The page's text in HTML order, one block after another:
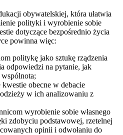
obywatelskiej, która ułatwia
polityki i wyrobienie sobie
dotyczące bezpośrednio życia
powinna więc:
politykę jako sztukę rządzenia
odpowiedzi na pytanie, jak
obecne w debacie
w ich analizowaniu z
wyrobienie sobie własnego
zdobyciu podstawowej, rzetelnej
opinii i odwołaniu do